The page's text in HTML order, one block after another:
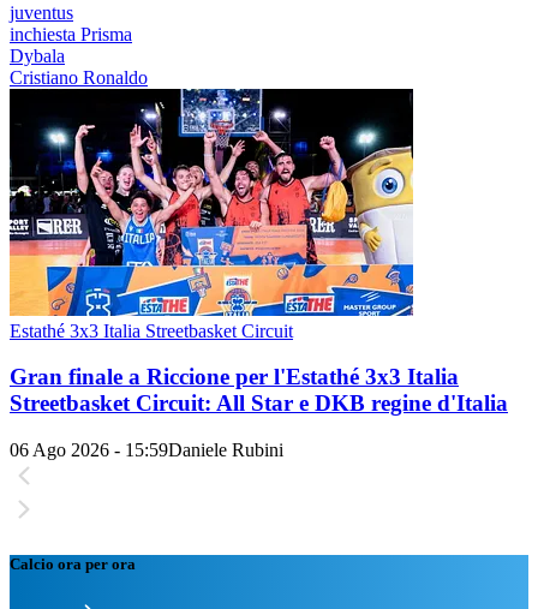
juventus
inchiesta Prisma
Dybala
Cristiano Ronaldo
Estathé 3x3 Italia Streetbasket Circuit
Gran finale a Riccione per l'Estathé 3x3 Italia
Streetbasket Circuit: All Star e DKB regine d'Italia
06 Ago 2026 - 15:59Daniele Rubini
Calcio ora per ora